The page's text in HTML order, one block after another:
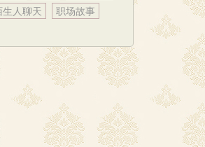
生人聊天
职场故事